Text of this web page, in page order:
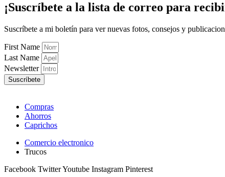
¡Suscríbete a la lista de correo para
Suscríbete a mi boletín para ver nuevas fotos, consejos y
First Name
Last Name
Newsletter
Suscríbete
Compras
Ahorros
Caprichos
Comercio electronico
Trucos
Facebook TwitterYoutube Instagram Pinterest